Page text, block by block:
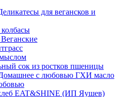
для вегансков и
сок из ростков пшеницы
ГХИ масло